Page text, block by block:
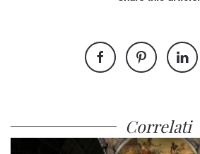
Correlati